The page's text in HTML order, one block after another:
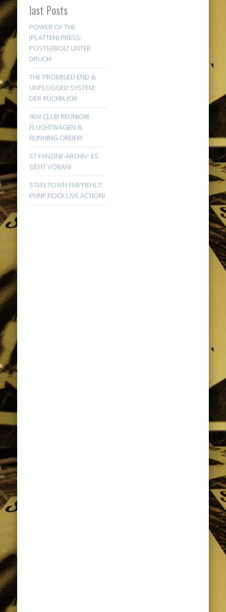
last Posts
POWER OF THE
(PLATTEN) PRESS:
POSTERBOIZ UNTER
DRUCK!
THE PROMISED END &
UNPLUGGED SYSTEM:
DER RÜCKBLICK!
9Oi! CLUB REUNION:
FLUCHTWAGEN &
RUNNING ORDER!
ST FANZINE-ARCHIV: ES
GEHT VORAN!
STEELTOWN EMPFIEHLT:
PUNK ROCK LIVE ACTION!